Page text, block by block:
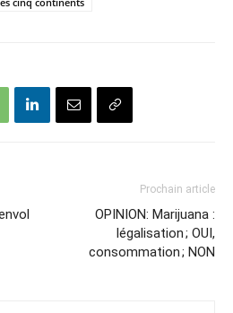
Prochain article
OPINION: Marijuana :
légalisation ; OUI,
consommation ; NON